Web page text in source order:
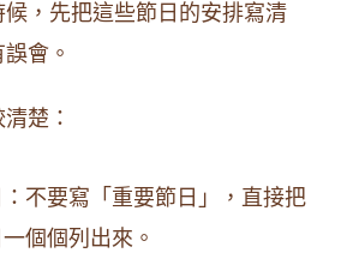
，先把這些節日的安排寫清
會。
楚：
不要寫「重要節日」，直接把
個個列出來。